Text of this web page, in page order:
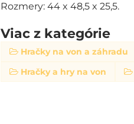
Rozmery: 44 x 48,5 x 25,5.
Viac z kategórie
Hračky na von a záhradu
Hračky a hry na von